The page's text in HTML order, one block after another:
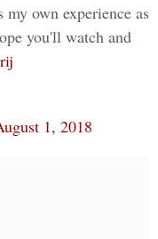
own experience as
you'll watch and
1, 2018